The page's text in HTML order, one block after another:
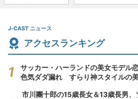
J-CAST ニュース
アクセスランキング
サッカー・ハーランドの美女モデル
色気ダダ漏れ すらり神スタイルの
市川團十郎の15歳長女＆13歳長男